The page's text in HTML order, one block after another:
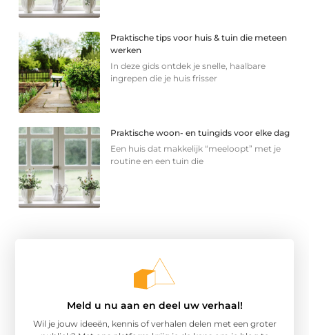
Praktische tips voor huis & tuin die meteen
werken
In deze gids ontdek je snelle, haalbare
ingrepen die je huis frisser
Praktische woon- en tuingids voor elke dag
Een huis dat makkelijk “meeloopt” met je
routine en een tuin die
Meld u nu aan en deel uw verhaal!
Wil je jouw ideeën, kennis of verhalen delen met een groter